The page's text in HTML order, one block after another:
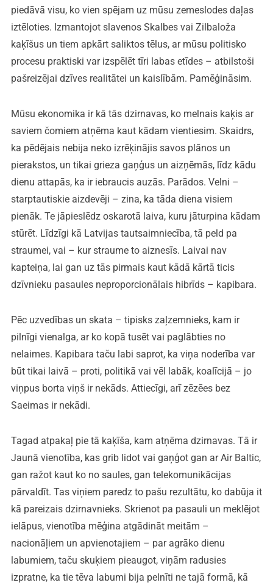
piedāvā visu, ko vien spējam uz mūsu zemeslodes daļas
iztēloties. Izmantojot slavenos Skalbes vai Zilbaloža
kaķīšus un tiem apkārt saliktos tēlus, ar mūsu politisko
procesu praktiski var izspēlēt tīri labas etīdes – atbilstoši
pašreizējai dzīves realitātei un kaislībām. Pamēģināsim.
Mūsu ekonomika ir kā tās dzirnavas, ko melnais kaķis ar
saviem čomiem atņēma kaut kādam vientiesim. Skaidrs,
ka pēdējais nebija neko izrēķinājis savos plānos un
pierakstos, un tikai grieza gaņģus un aizņēmās, līdz kādu
dienu attapās, ka ir iebraucis auzās. Parādos. Velni –
starptautiskie aizdevēji – zina, ka tāda diena visiem
pienāk. Te jāpieslēdz oskarotā laiva, kuru jāturpina kādam
stūrēt. Līdzīgi kā Latvijas tautsaimniecība, tā peld pa
straumei, vai – kur straume to aiznesīs. Laivai nav
kapteiņa, lai gan uz tās pirmais kaut kādā kārtā ticis
dzīvnieku pasaules neproporcionālais hibrīds – kapibara.
Pēc uzvedības un skata – tipisks zaļzemnieks, kam ir
pilnīgi vienalga, ar ko kopā tusēt vai paglābties no
nelaimes. Kapibara taču labi saprot, ka viņa noderība var
būt tikai laivā – proti, politikā vai vēl labāk, koalīcijā – jo
viņpus borta viņš ir nekāds. Attiecīgi, arī zēzēes bez
Saeimas ir nekādi.
Tagad atpakaļ pie tā kaķīša, kam atņēma dzirnavas. Tā ir
Jaunā vienotība, kas grib lidot vai gaņģot gan ar Air Baltic,
gan ražot kaut ko no saules, gan telekomunikācijas
pārvaldīt. Tas viņiem paredz to pašu rezultātu, ko dabūja it
kā pareizais dzirnavnieks. Skrienot pa pasauli un meklējot
ielāpus, vienotība mēģina atgādināt meitām –
nacionāļiem un apvienotajiem – par agrāko dienu
labumiem, taču skuķiem pieaugot, viņām radusies
izpratne, ka tie tēva labumi bija pelnīti ne tajā formā, kā